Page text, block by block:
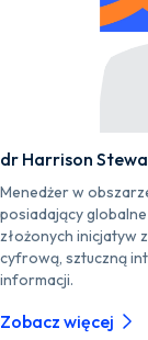
dr Harrison
Menedżer w
posiadający
złożonych inicjatyw
cyfrową, sztuczną
informacji.
Zobacz więcej